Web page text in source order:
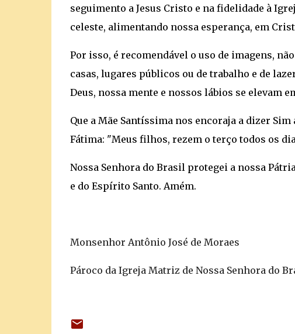
seguimento a Jesus Cristo e na fidelidade à
celeste, alimentando nossa esperança, em
Por isso, é recomendável o uso de imagens,
casas, lugares públicos ou de trabalho e de
Deus, nossa mente e nossos lábios se elevam
Que a Mãe Santíssima nos encoraja a dizer
Fátima: "Meus filhos, rezem o terço todos os
Nossa Senhora do Brasil protegei a nossa
e do Espírito Santo. Amém.
Monsenhor Antônio José de Moraes
Pároco da Igreja Matriz de Nossa Senhora do